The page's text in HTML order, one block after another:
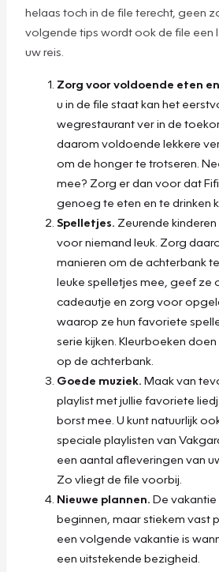
helaas toch in de file terecht, geen
volgende tips wordt ook de file een
uw reis.
Zorg voor voldoende eten
u in de file staat kan het
wegrestaurant ver in de
daarom voldoende lekkere
om de honger te trotseren.
mee? Zorg er dan voor dat
genoeg te eten en te drinken
Spelletjes. Zeurende
voor niemand leuk. Zorg
manieren om de achterbank
leuke spelletjes mee, geef ze
cadeautje en zorg voor
waarop ze hun favoriete
serie kijken. Kleurboeken
op de achterbank.
Goede muziek. Maak van
playlist met jullie favoriete
borst mee. U kunt natuurlijk
speciale playlisten van
een aantal afleveringen van
Zo vliegt de file voorbij.
Nieuwe plannen. De
beginnen, maar stiekem vast
een volgende vakantie is
een uitstekende bezigheid.